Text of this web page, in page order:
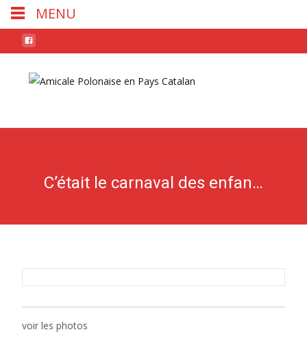
C’était le carnaval des enfants
voir les photos
MENU